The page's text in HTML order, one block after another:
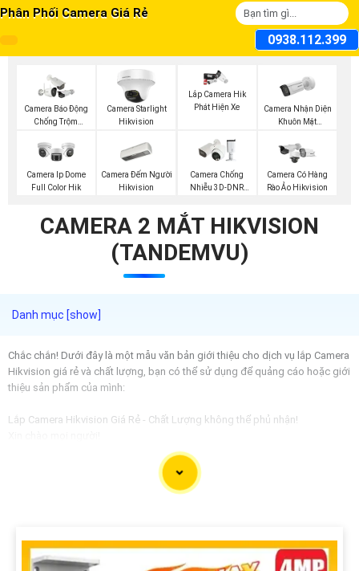
Phân Phối Camera Giá Rẻ
0938.112.399
Camera Báo Động
Chống Trộm
Camera Starlight
Hikvision
Lắp Camera Hik
Phát Hiện Xe
Camera Nhận Diện
Khuôn Mặt
Camera Ip Dome
Full Color Hik
Camera Đếm Người
Hikvision
Camera Chống
Nhiễu 3D-DNR
Camera Có Hàng
Rào Ảo Hikvision
CAMERA 2 MẮT HIKVISION
(TANDEMVU)
Chắc chắn! Dưới đây là một mẫu văn bản giới thiệu cho dịch vụ lắp Camera
Hikvision giá rẻ và chất lượng, bạn có thể sử dụng để quảng cáo hoặc giới
thiệu sản phẩm của mình:
Lắp Camera Hikvision Giá Rẻ - Chất Lượng không thể phủ nhận!
Bạn đang tìm kiếm giải pháp an ninh hoàn hảo cho ngôi nhà, văn phòng
hay cửa hàng của mình? Hãy yên tâm với dịch vụ lắp Camera Hikvision của
chúng tôi - mang đến sự an tâm và chất lượng không thể phủ nhận!
Chất lượng đỉnh cao: Camera Hikvision là thương hiệu nổi tiếng với chất
lượng hình ảnh sắc nét, độ tin cậy cao và tính năng thông minh vượt trội. ✪